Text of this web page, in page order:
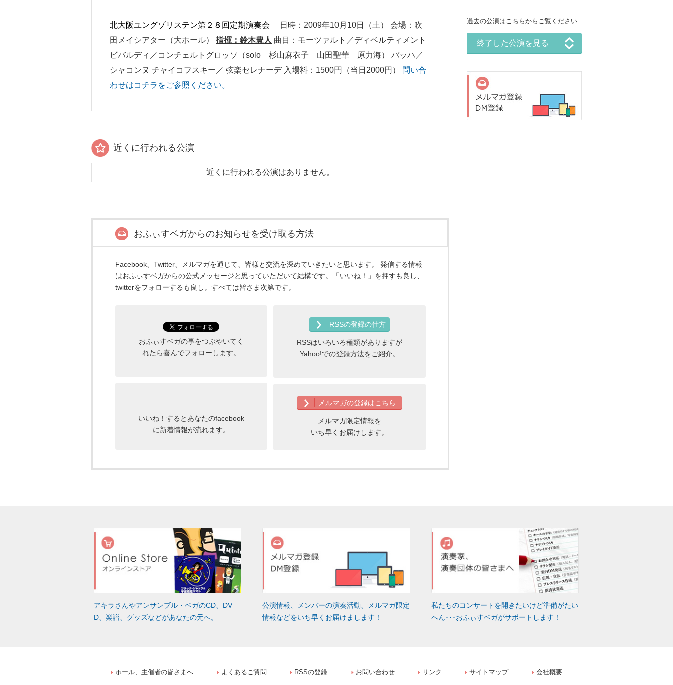
北大阪ユングゾリステン第２８回定期演奏会
日時：2009年10月10日（土） 会場：吹
田メイシアター（大ホール） 指揮：鈴木豊人 曲目：モーツァルト／ディベルティメント
ビバルディ／コンチェルトグロッソ（solo 杉山麻衣子 山田聖華 原力海） バッハ／
シャコンヌ チャイコフスキー／ 弦楽セレナーデ 入場料：1500円（当日2000円）
問い合
わせはコチラをご参照ください。
近くに行われる公演
近くに行われる公演はありません。
おふぃすベガからのお知らせを受け取る方法
Facebook、Twitter、メルマガを通じて、皆様と交流を深めていきたいと思います。 発信する情報
はおふぃすベガからの公式メッセージと思っていただいて結構です。「いいね！」を押すも良し、
twitterをフォローするも良し。すべては皆さま次第です。
おふぃすベガの事をつぶやいてく
れたら喜んでフォローします。
RSSの登録の仕方
RSSはいろいろ種類がありますが
Yahoo!での登録方法をご紹介。
いいね！するとあなたのfacebook
に新着情報が流れます。
メルマガの登録はこちら
メルマガ限定情報を
いち早くお届けします。
過去の公演はこちらからご覧ください
終了した公演を見る
アキラさんやアンサンブル・ベガのCD、DV
D、楽譜、グッズなどがあなたの元へ。
公演情報、メンバーの演奏活動、メルマガ限定
情報などをいち早くお届けまします！
私たちのコンサートを開きたいけど準備がたい
へん･･･おふぃすベガがサポートします！
ホール、主催者の皆さまへ よくあるご質問 RSSの登録 お問い合わせ リンク サイトマップ 会社概要